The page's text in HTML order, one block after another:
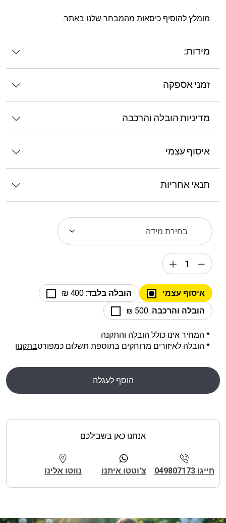
מומלץ להוסיף כיסאות מהמבחר שלנו באתר.
מידות:
זמני אספקה
מדיניות הובלה והרכבה
איסוף עצמי
תנאי אחריות
איסוף עצמי הובלה בלבד: 400 ₪
הובלה והרכבה: 500 ₪
* המחיר אינו כולל הובלה והתקנה
* הובלה לאיזורים מרוחקים בתוספת תשלום כמפורטבתקנון
הוסף לעגלה
אנחנו כאן בשבילכם
חייגו 049807173 צ'וטטו איתנו נווטו אלינו